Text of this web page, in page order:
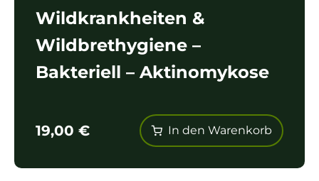
Wildkrankheiten &
Wildbrethygiene –
Bakteriell – Aktinomykose
19,00 € In den Warenkorb